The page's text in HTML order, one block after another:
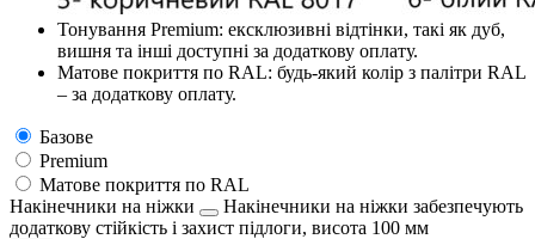
Тонування Premium: ексклюзивні відтінки, такі як дуб,
вишня та інші доступні за додаткову оплату.
Матове покриття по RAL: будь-який колір з палітри RAL
– за додаткову оплату.
Базове
Premium
Матове покриття по RAL
Накінечники на ніжки
Накінечники на ніжки забезпечують
додаткову стійкість і захист підлоги, висота 100 мм